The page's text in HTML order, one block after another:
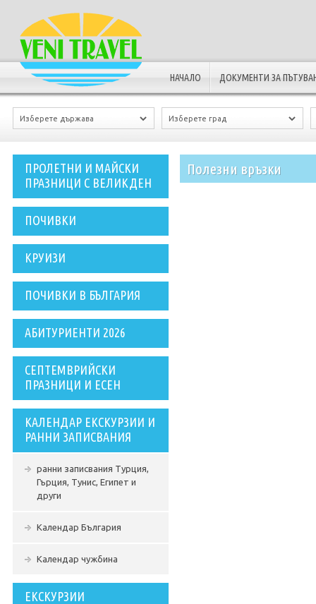
НАЧАЛО ДОКУМЕНТИ ЗА
ПРОЛЕТНИ И МАЙСКИ
ПРАЗНИЦИ С ВЕЛИКДЕН
ПОЧИВКИ
КРУИЗИ
ПОЧИВКИ В БЪЛГАРИЯ
АБИТУРИЕНТИ 2026
СЕПТЕМВРИЙСКИ
ПРАЗНИЦИ И ЕСЕН
КАЛЕНДАР ЕКСКУРЗИИ И
РАННИ ЗАПИСВАНИЯ
ранни записвания Турция,
Гърция, Тунис, Египет и
други
Календар България
Календар чужбина
ЕКСКУРЗИИ
Полезни връзки